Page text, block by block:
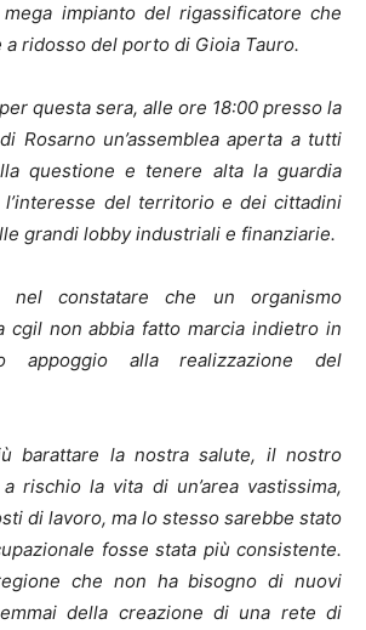
impianto del rigassificatore che
ridosso del porto di Gioia Tauro.
questa sera, alle ore 18:00 presso la
Rosarno un’assemblea aperta a tutti
questione e tenere alta la guardia
del territorio e dei cittadini
grandi lobby industriali e finanziarie.
nel constatare che un organismo
cgil non abbia fatto marcia indietro in
appoggio alla realizzazione del
barattare la nostra salute, il nostro
rischio la vita di un’area vastissima,
di lavoro, ma lo stesso sarebbe stato
fosse stata più consistente.
che non ha bisogno di nuovi
della creazione di una rete di